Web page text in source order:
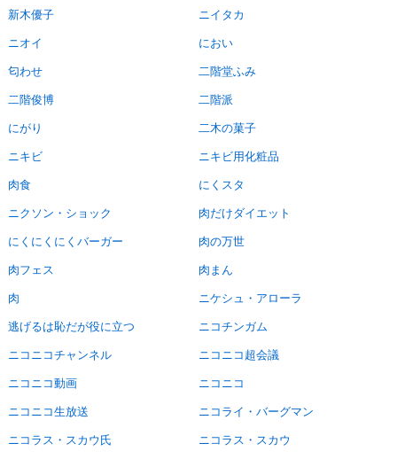
BPaaS JOURNAL
ADOPTABLE DOG JOURNAL
新木優子 ニイタカ
ニオイ におい
匂わせ 二階堂ふみ
二階俊博 二階派
にがり 二木の菓子
ニキビ ニキビ用化粧品
肉食 にくスタ
ニクソン・ショック 肉だけダイエット
にくにくにくバーガー 肉の万世
肉フェス 肉まん
肉 ニケシュ・アローラ
逃げるは恥だが役に立つ ニコチンガム
ニコニコチャンネル ニコニコ超会議
ニコニコ動画 ニコニコ
ニコニコ生放送 ニコライ・バーグマン
ニコラス・スカウ氏 ニコラス・スカウ